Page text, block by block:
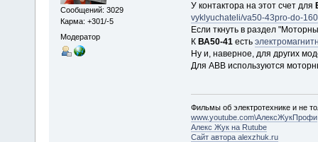
Сообщений: 3029
Карма: +301/-5
Модератор
У контактора на этот счет для
vyklyuchateli/va50-43pro-do-
Если ткнуть в раздел
К ВА50-41есть
Ну и, наверное, для других
Для АВВ используются
Фильмы об электротехнике и не
www.youtube.com\АлексЖукПрофи
Алекс Жук на Rutube
Сайт автора alexzhuk.ru